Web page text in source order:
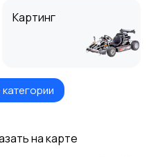
Картинг
Мопеды и скутеры
на карте